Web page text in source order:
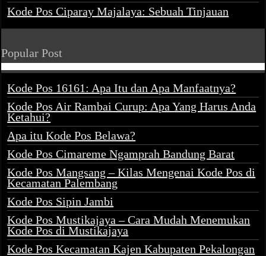
Kode Pos Ciparay Majalaya: Sebuah Tinjauan
Popular Post
Kode Pos 16161: Apa Itu dan Apa Manfaatnya?
Kode Pos Air Rambai Curup: Apa Yang Harus Anda
Ketahui?
Apa itu Kode Pos Belawa?
Kode Pos Cimareme Ngamprah Bandung Barat
Kode Pos Mangsang – Kilas Mengenai Kode Pos di
Kecamatan Palembang
Kode Pos Sipin Jambi
Kode Pos Mustikajaya – Cara Mudah Menemukan
Kode Pos di Mustikajaya
Kode Pos Kecamatan Kajen Kabupaten Pekalongan